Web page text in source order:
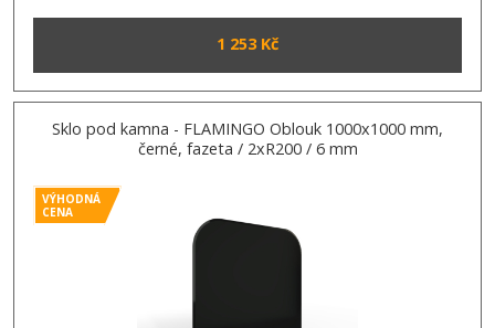
1 253 Kč
Sklo pod kamna - FLAMINGO Oblouk 1000x1000 mm,
černé, fazeta / 2xR200 / 6 mm
VÝHODNÁ
CENA